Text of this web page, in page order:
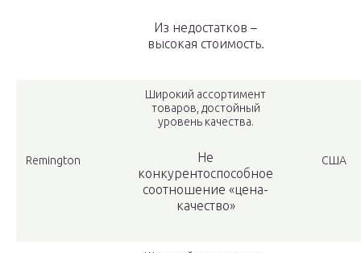
Из недостатков –
высокая стоимость.
Remington
Широкий ассортимент
товаров, достойный
уровень качества.
Не
конкурентоспособное
соотношение «цена-
качество»
США